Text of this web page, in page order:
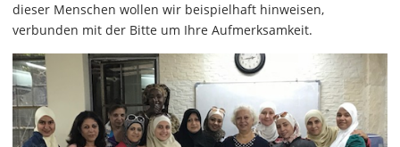
dieser Menschen wollen wir beispielhaft hinweisen,
verbunden mit der Bitte um Ihre Aufmerksamkeit.